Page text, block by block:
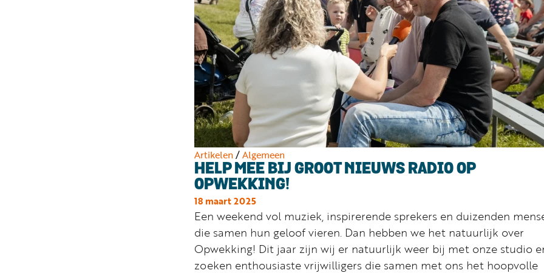
Artikelen/Algemeen
HELP MEE BIJ GROOT NIEUWS RADIO OP
OPWEKKING!
18 maart 2025
Een weekend vol muziek, inspirerende sprekers en duizenden
die samen hun geloof vieren. Dan hebben we het natuurlijk over
Opwekking! Dit jaar zijn wij er natuurlijk weer bij met onze studio
zoeken enthousiaste vrijwilligers die samen met ons het hoopvolle